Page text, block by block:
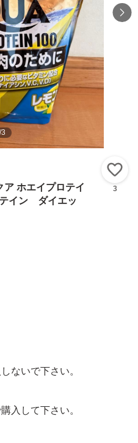
/3
ホエイプロテイ
イン ダイエッ
3
ないで下さい。
入して下さい。